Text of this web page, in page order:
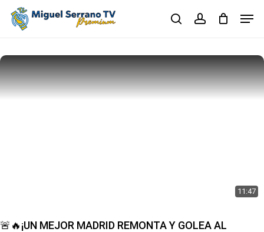
main
searchaccount
11:47
🚨🔥¡UN MEJOR MADRID REMONTA Y GOLEA AL